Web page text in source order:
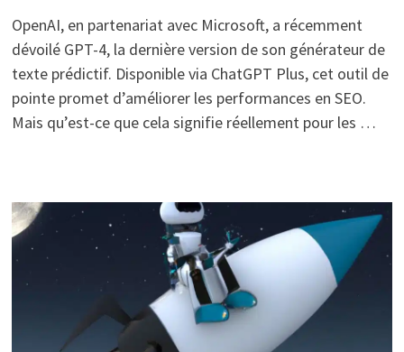
OpenAI, en partenariat avec Microsoft, a récemment
dévoilé GPT-4, la dernière version de son générateur de
texte prédictif. Disponible via ChatGPT Plus, cet outil de
pointe promet d’améliorer les performances en SEO.
Mais qu’est-ce que cela signifie réellement pour les …